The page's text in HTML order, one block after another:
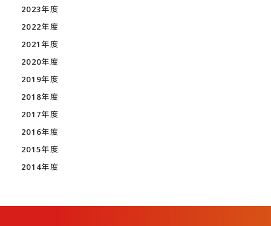
2023年度
2022年度
2021年度
2020年度
2019年度
2018年度
2017年度
2016年度
2015年度
2014年度